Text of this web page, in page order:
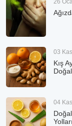
03
Kış
04
Yolları